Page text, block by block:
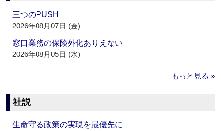
三つのPUSH
2026年08月07日 (金)
窓口業務の保険外化ありえない
2026年08月05日 (水)
もっと見る »
社説
生命守る政策の実現を最優先に